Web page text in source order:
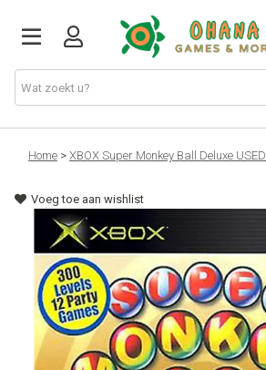
TCG
Merch
Funko
PlayStation
Nintendo
Home > XBOX Super Monkey Ball Deluxe USED
Voeg toe aan wishlist